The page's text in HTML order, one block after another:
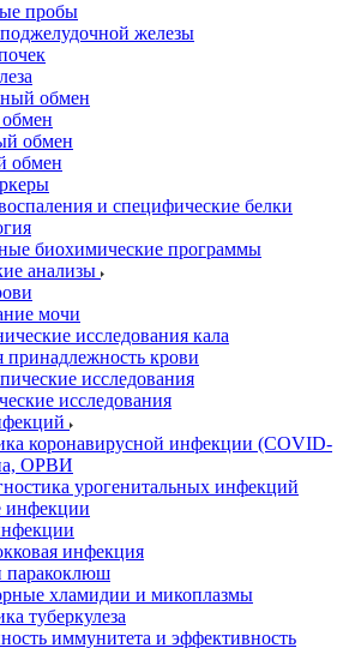
пробы
железы
обмен
обмен
обмен
и специфические белки
биохимические программы
анализы
мочи
исследования кала
принадлежность крови
исследования
исследования
коронавирусной инфекции (COVID-
ОРВИ
урогенитальных инфекций
инфекции
инфекция
хламидии и микоплазмы
туберкулеза
иммунитета и эффективность